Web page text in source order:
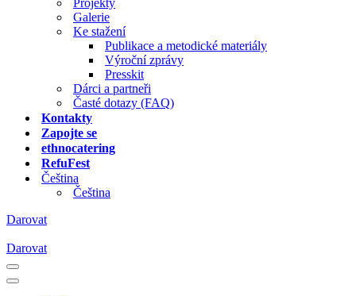
Projekty
Galerie
Ke stažení
Publikace a metodické materiály
Výroční zprávy
Presskit
Dárci a partneři
Časté dotazy (FAQ)
Kontakty
Zapojte se
ethnocatering
RefuFest
Čeština
Čeština
Darovat
Darovat
Navigační
menu
Navigační